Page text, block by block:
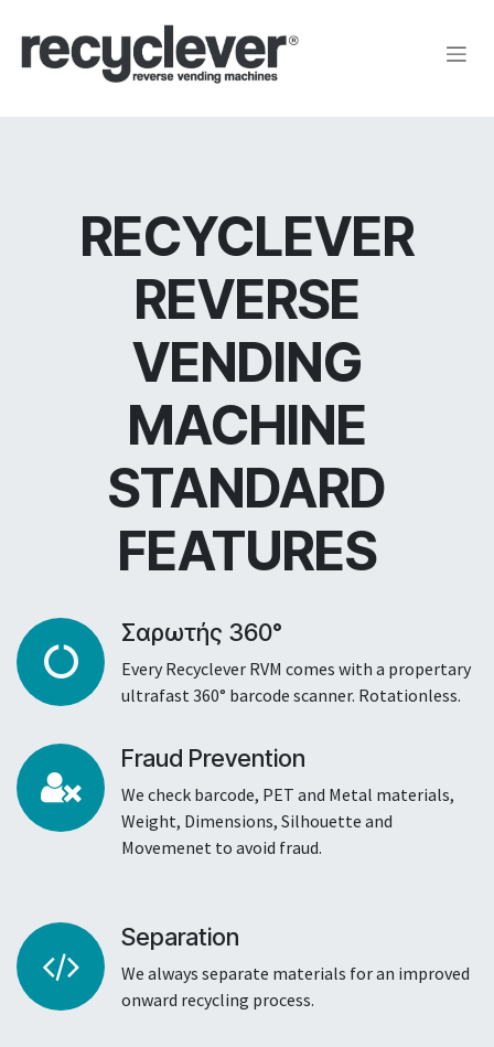
RECYCLEVER
REVERSE
VENDING
MACHINE
STANDARD
FEATURES
Σαρωτής 360°
Every Recyclever RVM comes with a propertary
ultrafast 360° barcode scanner. Rotationless.
Fraud Prevention
We check barcode, PET and Metal materials,
Weight, Dimensions, Silhouette and
Movemenet to avoid fraud.
Separation
We always separate materials for an improved
onward recycling process.